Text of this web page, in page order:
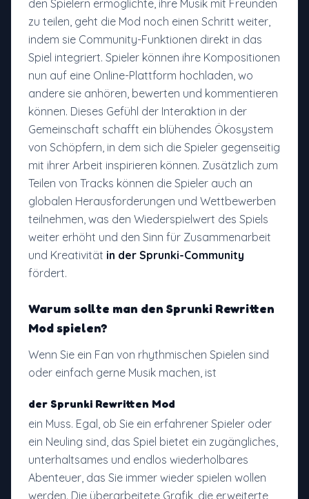
den Spielern ermöglichte, ihre Musik mit Freunden
zu teilen, geht die Mod noch einen Schritt weiter,
indem sie Community-Funktionen direkt in das
Spiel integriert. Spieler können ihre Kompositionen
nun auf eine Online-Plattform hochladen, wo
andere sie anhören, bewerten und kommentieren
können. Dieses Gefühl der Interaktion in der
Gemeinschaft schafft ein blühendes Ökosystem
von Schöpfern, in dem sich die Spieler gegenseitig
mit ihrer Arbeit inspirieren können. Zusätzlich zum
Teilen von Tracks können die Spieler auch an
globalen Herausforderungen und Wettbewerben
teilnehmen, was den Wiederspielwert des Spiels
weiter erhöht und den Sinn für Zusammenarbeit
und Kreativität in der Sprunki-Community
fördert.
Warum sollte man den Sprunki Rewritten
Modspielen?
Wenn Sie ein Fan von rhythmischen Spielen sind
oder einfach gerne Musik machen, ist
der Sprunki Rewritten Mod
ein Muss. Egal, ob Sie ein erfahrener Spieler oder
ein Neuling sind, das Spiel bietet ein zugängliches,
unterhaltsames und endlos wiederholbares
Abenteuer, das Sie immer wieder spielen wollen
werden. Die überarbeitete Grafik, die erweiterte